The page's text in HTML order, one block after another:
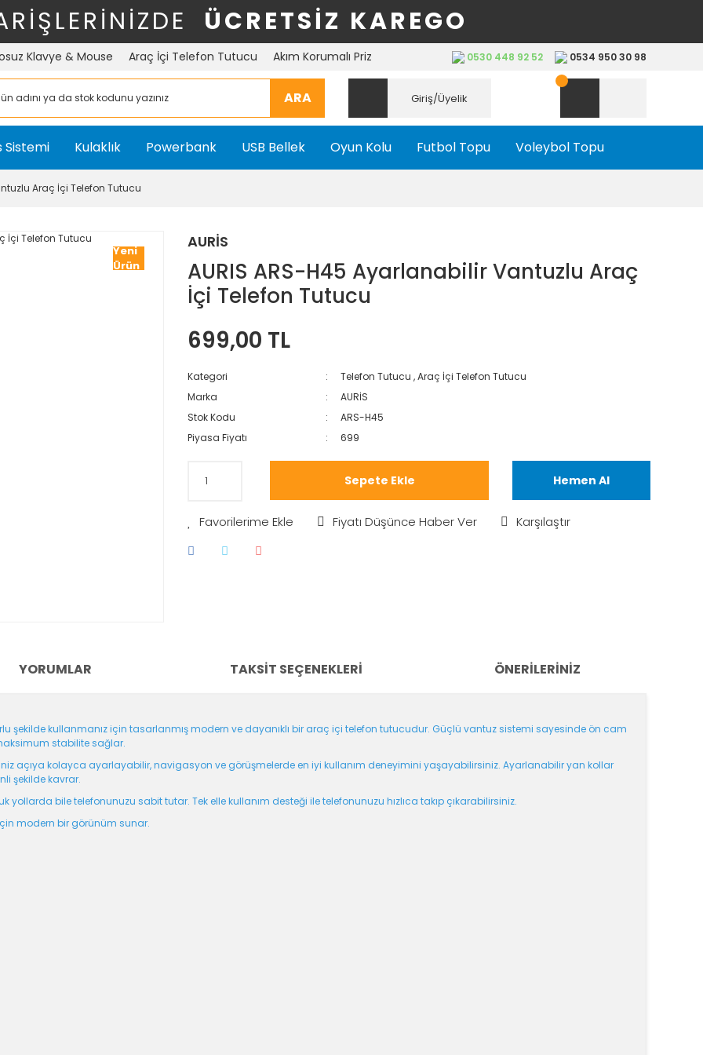
ÜCRETSİZ KAREGO
Klavye & Mouse Araç İçi Telefon Tutucu Akım Korumalı Priz 0530 448 92 52 0534 950 30 98
ARA Giriş/Üyelik
Sistemi Kulaklık Powerbank USB Bellek Oyun Kolu Futbol Topu Voleybol Topu
Araç İçi Telefon Tutucu
Yeni
Ürün
AURİS
AURIS ARS-H45 Ayarlanabilir Vantuzlu Araç
İçi Telefon Tutucu
699,00 TL
Kategori Telefon Tutucu ,Araç İçi Telefon Tutucu
Marka
AURİS
Stok Kodu
ARS-H45
Piyasa Fiyatı
699
Sepete Ekle Hemen Al
Fiyatı Düşünce Haber Ver Karşılaştır
YORUMLAR TAKSIT SEÇENEKLERI ÖNERILERINIZ
şekilde kullanmanız için tasarlanmış modern ve dayanıklı bir araç içi telefon tutucudur. Güçlü vantuz sistemi sayesinde ön cam
stabilite sağlar.
açıya kolayca ayarlayabilir, navigasyon ve görüşmelerde en iyi kullanım deneyimini yaşayabilirsiniz. Ayarlanabilir yan kollar
şekilde kavrar.
yollarda bile telefonunuzu sabit tutar. Tek elle kullanım desteği ile telefonunuzu hızlıca takıp çıkarabilirsiniz.
modern bir görünüm sunar.